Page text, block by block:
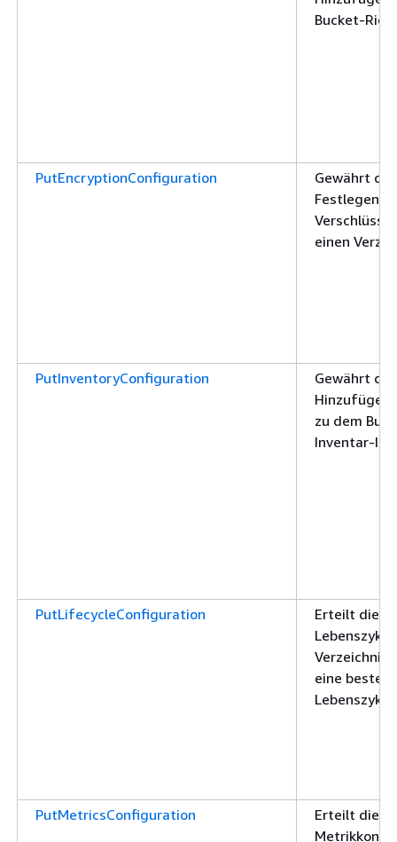
Bucket-
PutEncryptionConfiguration
Gewährt
Festlegen
einen
PutInventoryConfiguration
Gewährt
Hinzufügen
zu dem
Inventar-ID
PutLifecycleConfiguration
Erteilt die
eine
PutMetricsConfiguration
Erteilt die